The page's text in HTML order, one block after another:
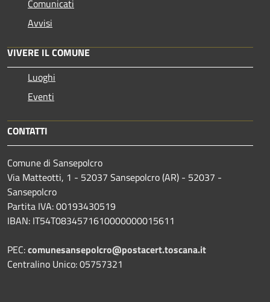
Comunicati
Avvisi
VIVERE IL COMUNE
Luoghi
Eventi
CONTATTI
Comune di Sansepolcro
Via Matteotti, 1 - 52037 Sansepolcro (AR) - 52037 -
Sansepolcro
Partita IVA: 00193430519
IBAN: IT54T0834571610000000015611
PEC:comunesansepolcro@postacert.toscana.it
Centralino Unico: 05757321